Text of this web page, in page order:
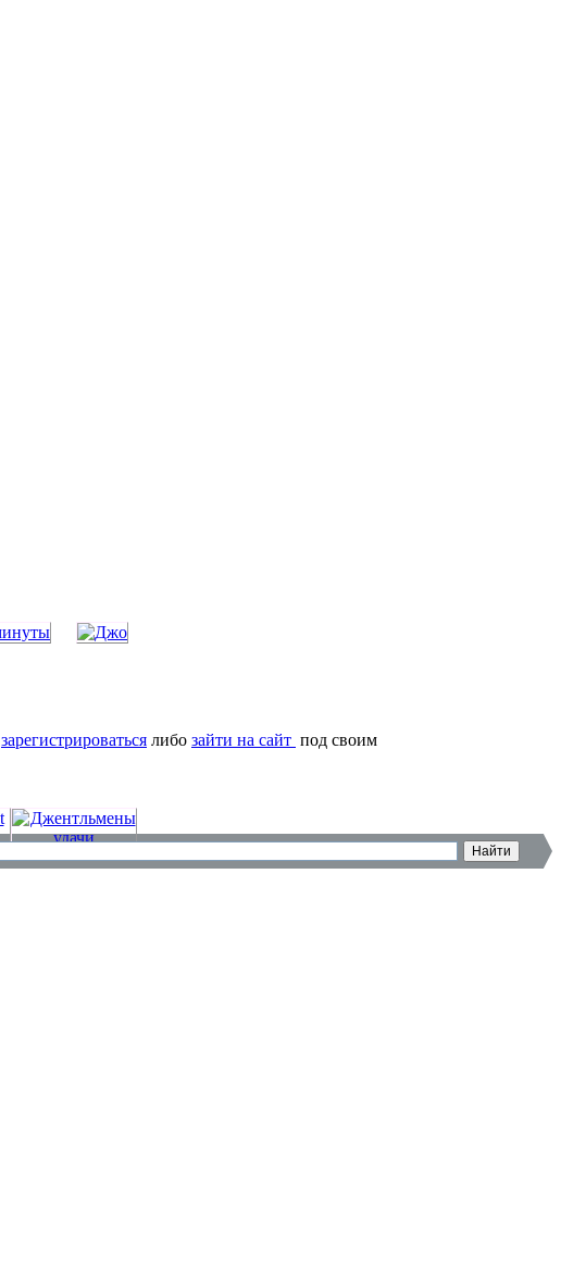
зарегистрироваться либо зайти на сайт под своим